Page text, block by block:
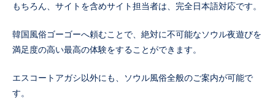
もちろん、サイトを含めサイト担当者は、完全日本語対応です。
韓国風俗ゴーゴーへ頼むことで、絶対に不可能なソウル夜遊びを
満足度の高い最高の体験をすることができます。
エスコートアガシ以外にも、ソウル風俗全般のご案内が可能で
す。